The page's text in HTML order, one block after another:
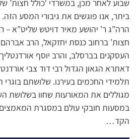
שבוע לאחר מכן, במשרדי ‘כולל חצות’
ביתר, אנו פוגשים את גיבורי המסע
הרה”ג ר’ יהושע מאיר דויטש שליט”א –
חצות’ ברחוב כנסת יחזקאל, הרב אברהם
העסקנים בברסלב, והרב יוסף
דאתרא הגאון הגדול רבי דוד צבי
תלמידי החכמים בעירנו. שלושתם
מגוללים את המאורעות שחוו בשלושת
במסעות חובקי עולם במסגרת המאמצים
הקד…